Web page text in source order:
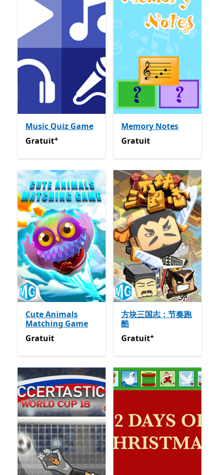
Music Quiz Game
GratuitAvec des achats dans l’application
Gratuit+
Memory Notes
Gratuit
Gratuit
Cute Animals
Matching Game
Gratuit
Gratuit
方块三国志：节奏跑
酷
GratuitAvec des achats
Gratuit+